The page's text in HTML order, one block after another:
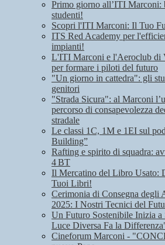
Primo giorno all’ITI Marconi:
studenti!
Scopri l'ITI Marconi: Il Tuo
ITS Red Academy per
impianti!
L'ITI Marconi e l'Aeroclub di
per formare i piloti del futuro
"Un giorno in cattedra": gli
genitori
"Strada Sicura": al Marconi
percorso di consapevolezza
stradale
Le classi 1C, 1M e 1EI sul
Building”
Rafting e spirito di squadra:
4 BT
Il Mercatino del Libro Usato:
Tuoi Libri!
Cerimonia di Consegna degli
2025: I Nostri Tecnici del
Un Futuro Sostenibile Inizia
Luce Diversa Fa la
Cineforum Marconi -